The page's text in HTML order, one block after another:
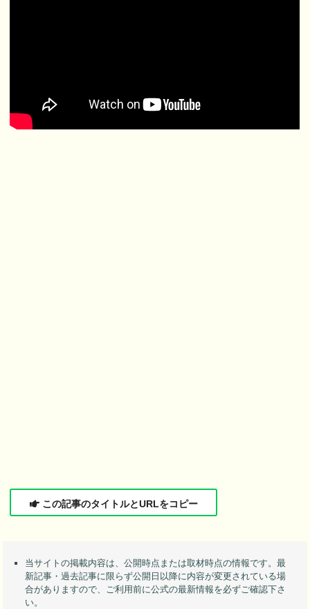
この記事のタイトルとURLをコピー
当サイトの掲載内容は、公開時点または取材時点の情報です。最
新記事・過去記事に限らず公開日以降に内容が変更されている場
合がありますので、ご利用前に公式の最新情報を必ずご確認下さ
い。